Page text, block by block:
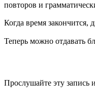
повторов и
Когда время
Теперь можно отдавать
Прослушайте эту запись